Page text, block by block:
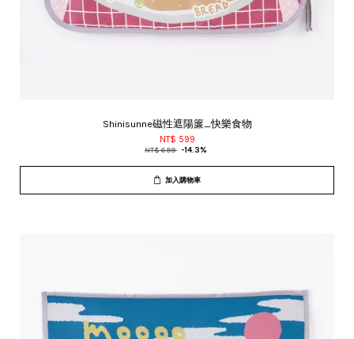
Shinisunne磁性遮陽簾_快樂食物
NT$ 599
NT$ 699 -14.3%
加入購物車